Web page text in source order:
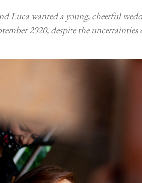
Luca wanted a young, cheerful
2020, despite the